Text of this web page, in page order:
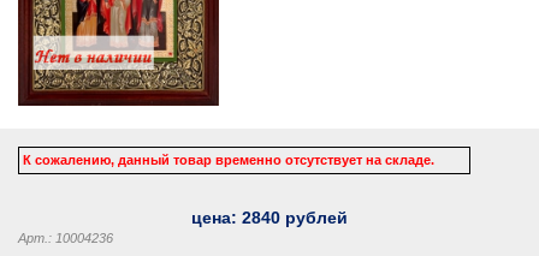
К сожалению, данный товар временно отсутствует на складе.
цена: 2840 рублей
Арт.: 10004236